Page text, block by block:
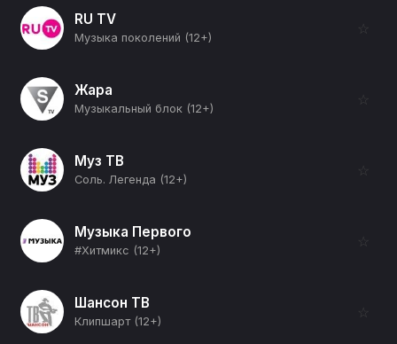
RU TV
Музыка поколений (12+)
☆
Жара
Музыкальный блок (12+)
☆
Муз ТВ
Соль. Легенда (12+)
☆
Музыка Первого
#Хитмикс (12+)
☆
Шансон ТВ
Клипшарт (12+)
☆